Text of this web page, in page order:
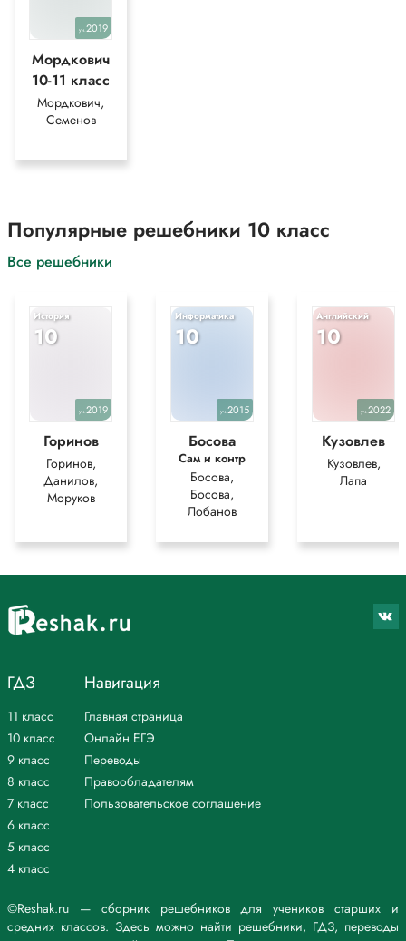
уч.2019
Мордкович
10-11 класс
Мордкович,
Семенов
Популярные решебники 10 класс
Все решебники
История
10
уч.2019
Горинов
Горинов,
Данилов,
Моруков
Информатика
10
уч.2015
Босова
Сам и контр
Босова,
Босова,
Лобанов
Английский
10
уч.2022
Кузовлев
Кузовлев,
Лапа
©Reshak.ru — сборник решебников для учеников старших и
средних классов. Здесь можно найти решебники, ГДЗ, переводы
ГДЗ
11 класс
10 класс
9 класс
8 класс
7 класс
6 класс
5 класс
4 класс
Навигация
Главная страница
Онлайн ЕГЭ
Переводы
Правообладателям
Пользовательское соглашение